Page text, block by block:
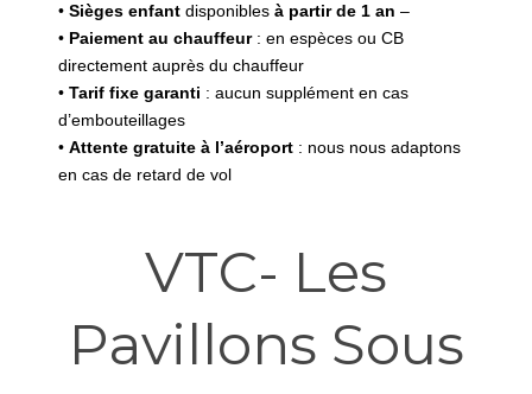
• Sièges enfant disponibles à partir de 1 an –
• Paiement au chauffeur: en espèces ou CB
directement auprès du chauffeur
• Tarif fixe garanti : aucun supplément en cas
d’embouteillages
• Attente gratuite à l’aéroport : nous nous adaptons
en cas de retard de vol
VTC- Les
Pavillons Sous